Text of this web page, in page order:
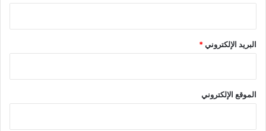
البريد الإلكتروني*
الموقع الإلكتروني